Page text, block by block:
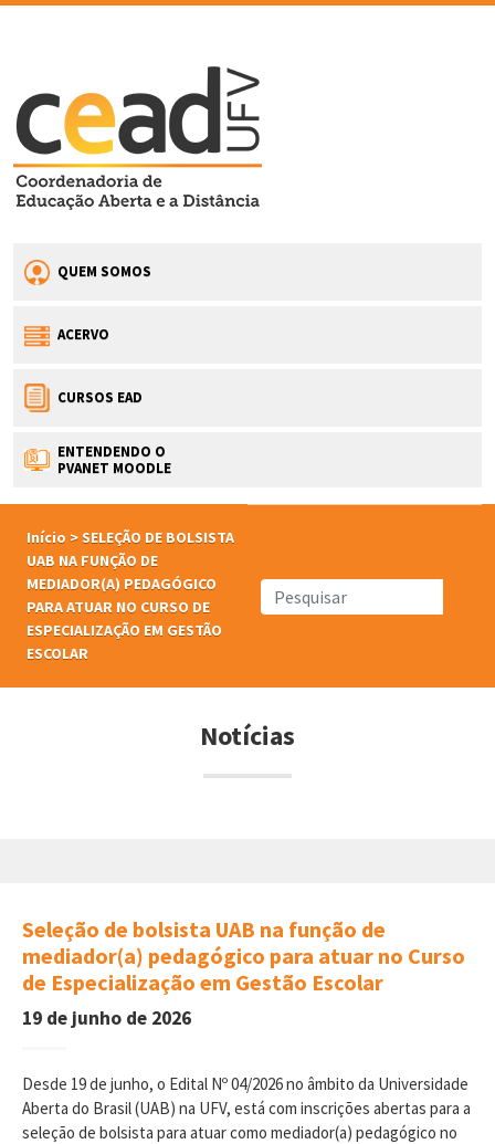
QUEM SOMOS
ACERVO
CURSOS EAD
ENTENDENDO O
PVANET MOODLE
Início >SELEÇÃO DE BOLSISTA
UAB NA FUNÇÃO DE
MEDIADOR(A) PEDAGÓGICO
PARA ATUAR NO CURSO DE
ESPECIALIZAÇÃO EM GESTÃO
ESCOLAR
Notícias
Seleção de bolsista UAB na função de
mediador(a) pedagógico para atuar no Curso
de Especialização em Gestão Escolar
19 de junho de 2026
Desde 19 de junho, o Edital Nº 04/2026 no âmbito da Universidade
Aberta do Brasil (UAB) na UFV, está com inscrições abertas para a
seleção de bolsista para atuar como mediador(a) pedagógico no